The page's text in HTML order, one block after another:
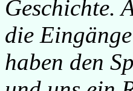
Geschichte.
die
haben den